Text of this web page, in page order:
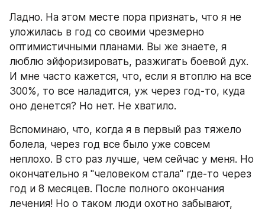
Ладно. На этом месте пора признать, что я не
уложилась в год со своими чрезмерно
оптимистичными планами. Вы же знаете, я
люблю эйфоризировать, разжигать боевой дух.
И мне часто кажется, что, если я втоплю на все
300%, то все наладится, уж через год-то, куда
оно денется? Но нет. Не хватило.
Вспоминаю, что, когда я в первый раз тяжело
болела, через год все было уже совсем
неплохо. В сто раз лучше, чем сейчас у меня. Но
окончательно я "человеком стала" где-то через
год и 8 месяцев. После полного окончания
лечения! Но о таком люди охотно забывают,